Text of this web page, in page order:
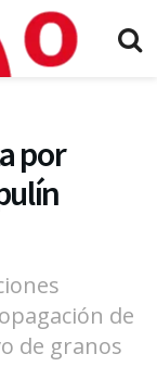
por
de
de granos